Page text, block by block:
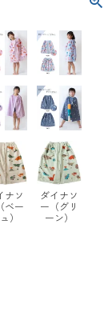
ナソ
ベー
）
ダイナソ
ー（グリ
ーン）